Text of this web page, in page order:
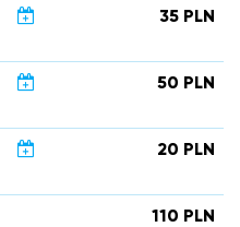
35 PLN
50 PLN
20 PLN
110 PLN